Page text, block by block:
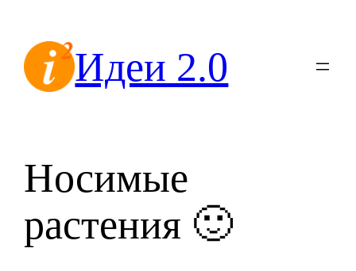
содержимомуИдеи 2.0
Носимые
растения 🙂